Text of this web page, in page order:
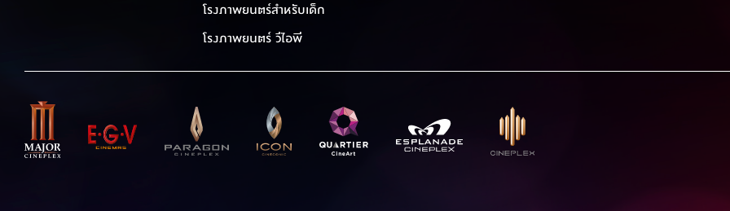
โรงภาพยนตร์สำหรับเด็ก
โรงภาพยนตร์ วีไอพี